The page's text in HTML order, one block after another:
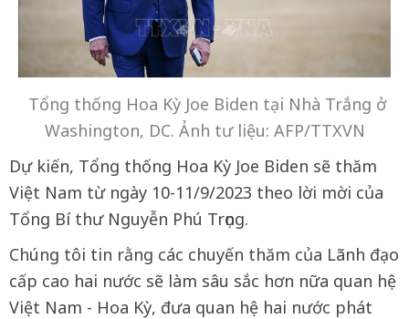
Tổng thống Hoa Kỳ Joe Biden tại Nhà Trắng ở
Washington, DC. Ảnh tư liệu: AFP/TTXVN
Dự kiến, Tổng thống Hoa Kỳ Joe Biden sẽ thăm
Việt Nam từ ngày 10-11/9/2023 theo lời mời của
Tổng Bí thư Nguyễn Phú Trọng.
Chúng tôi tin rằng các chuyến thăm của Lãnh đạo
cấp cao hai nước sẽ làm sâu sắc hơn nữa quan hệ
Việt Nam - Hoa Kỳ, đưa quan hệ hai nước phát